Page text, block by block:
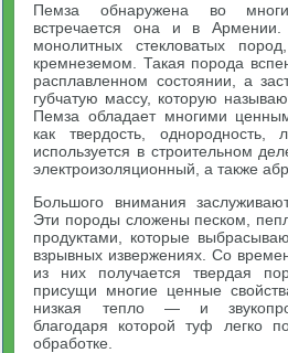
Пемза обнаружена во
встречается она и в
монолитных стекловатых
кремнеземом. Такая порода
расплавленном состоянии, а
губчатую массу, которую
Пемза обладает многими
как твердость, однородность,
используется в строительном
электроизоляционный, а также
Большого внимания
Эти породы сложены песком,
продуктами, которые
взрывных извержениях. Со
из них получается твердая
присущи многие ценные
низкая тепло — и
благодаря которой туф легко
обработке.